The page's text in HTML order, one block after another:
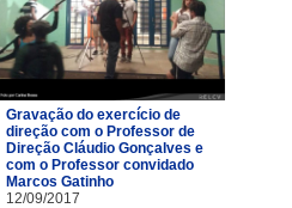
Gravação do exercício de
direção com o Professor de
Direção Cláudio Gonçalves e
com o Professor convidado
Marcos Gatinho
12/09/2017